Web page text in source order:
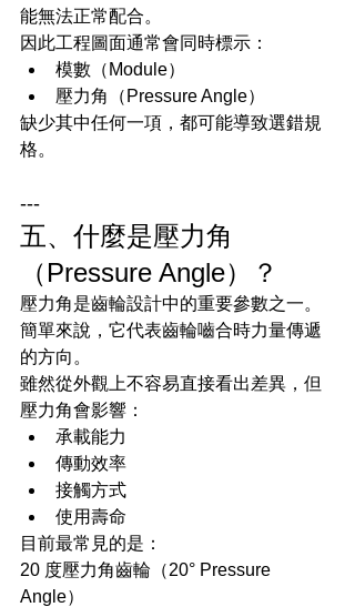
能無法正常配合。
因此工程圖面通常會同時標示：
模數（Module）
壓力角（Pressure Angle）
缺少其中任何一項，都可能導致選錯規
格。
---
五、什麼是壓力角
（Pressure Angle）？
壓力角是齒輪設計中的重要參數之一。
簡單來說，它代表齒輪嚙合時力量傳遞
的方向。
雖然從外觀上不容易直接看出差異，但
壓力角會影響：
承載能力
傳動效率
接觸方式
使用壽命
目前最常見的是：
20 度壓力角齒輪（20° Pressure
Angle）